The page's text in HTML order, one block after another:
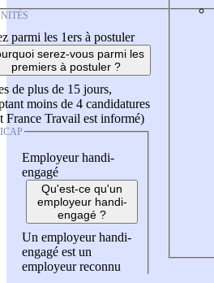
parmi les 1ers à postuler
serez-vous parmi les
premiers à postuler ?
de plus de 15 jours,
moins de 4 candidatures
France Travail est informé)
Employeur handi-
engagé
Qu'est-ce qu'un
employeur handi-
engagé ?
Un employeur handi-
engagé est un
employeur reconnu